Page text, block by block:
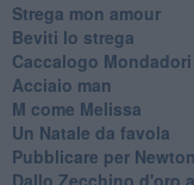
Strega mon amour
Beviti lo strega
Caccalogo Mondadori
Acciaio man
M come Melissa
Un Natale da favola
Pubblicare per